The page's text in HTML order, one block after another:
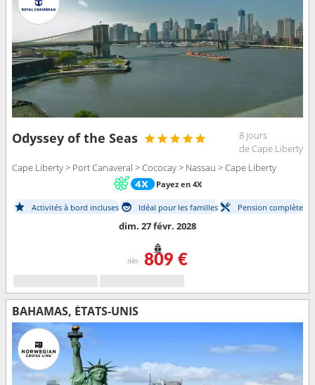
Odyssey of the Seas
8 jours
de Cape Liberty
Cape Liberty > Port Canaveral > Cococay > Nassau > Cape Liberty
Payez en 4X
Activités à bord incluses Idéal pour les familles Pension complète
dim. 27 févr. 2028
dès 809 €
BAHAMAS, ÉTATS-UNIS